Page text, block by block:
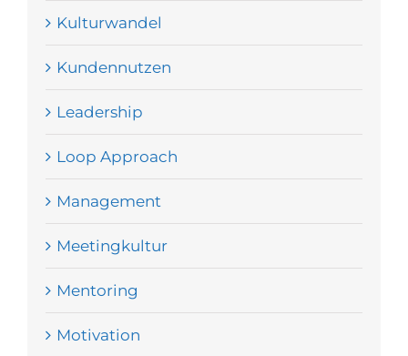
Kulturwandel
Kundennutzen
Leadership
Loop Approach
Management
Meetingkultur
Mentoring
Motivation